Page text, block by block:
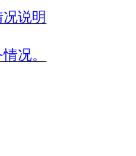
说明
况。